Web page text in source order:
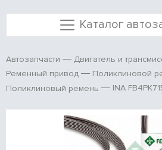
Каталог
Автозапчасти Двигатель и
Ременный привод
Поликлиновой
Поликлиновый ремень
INA